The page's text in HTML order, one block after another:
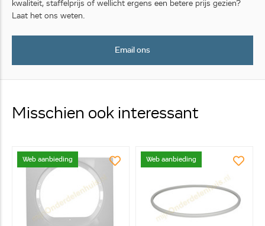
kwaliteit, staffelprijs of wellicht ergens een betere prijs gezien?
Laat het ons weten.
Email ons
Misschien ook interessant
Web aanbieding Web aanbieding